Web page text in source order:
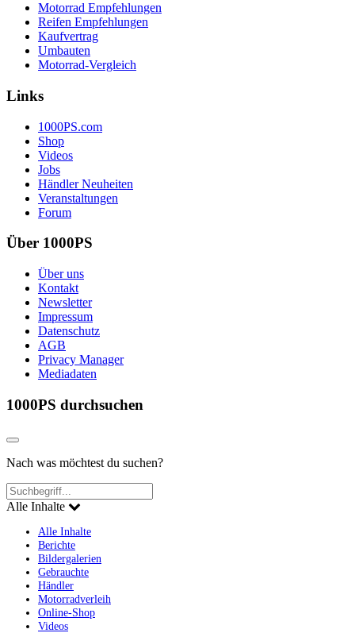
Motorrad Empfehlungen
Reifen Empfehlungen
Kaufvertrag
Umbauten
Motorrad-Vergleich
Links
1000PS.com
Shop
Videos
Jobs
Händler Neuheiten
Veranstaltungen
Forum
Über 1000PS
Über uns
Kontakt
Newsletter
Impressum
Datenschutz
AGB
Privacy Manager
Mediadaten
1000PS durchsuchen
Nach was möchtest du suchen?
Alle Inhalte
Alle Inhalte
Berichte
Bildergalerien
Gebrauchte
Händler
Motorradverleih
Online-Shop
Videos